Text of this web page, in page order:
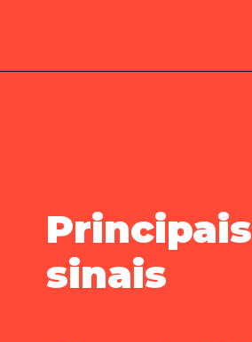
Principais
sinais